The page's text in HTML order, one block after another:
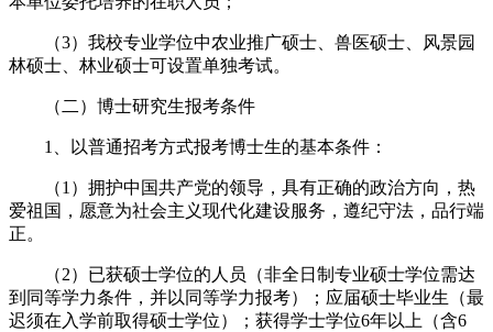
（3）我校专业学位中农业推广硕士、兽医硕士、风景园
林硕士、林业硕士可设置单独考试。
（二）博士研究生报考条件
1、以普通招考方式报考博士生的基本条件：
（1）拥护中国共产党的领导，具有正确的政治方向，热
爱祖国，愿意为社会主义现代化建设服务，遵纪守法，品行端
正。
（2）已获硕士学位的人员（非全日制专业硕士学位需达
到同等学力条件，并以同等学力报考）；应届硕士毕业生（最
迟须在入学前取得硕士学位）；获得学士学位6年以上（含6